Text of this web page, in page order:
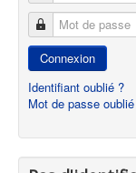
Mot de passe
Connexion
Identifiant oublié ?
Mot de passe